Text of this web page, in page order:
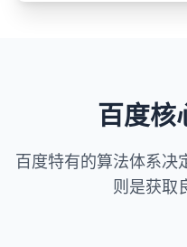
百度核
百度特有的算法体系决
则是获取